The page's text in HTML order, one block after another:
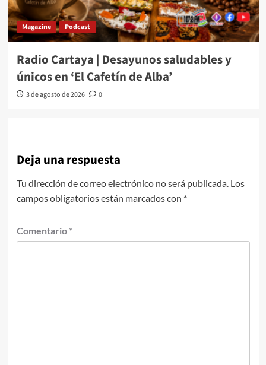
Magazine Podcast
Radio Cartaya | Desayunos saludables y
únicos en ‘El Cafetín de Alba’
3 de agosto de 2026 0
Deja una respuesta
Tu dirección de correo electrónico no será publicada. Los
campos obligatorios están marcados con *
Comentario *